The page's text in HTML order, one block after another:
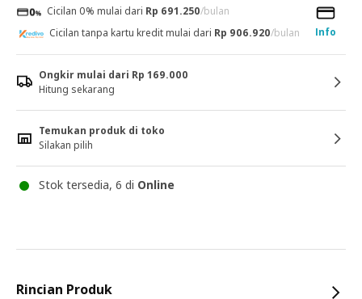
Cicilan 0% mulai dari Rp 691.250/bulan
Info
Cicilan tanpa kartu kredit mulai dari Rp 906.920/bulan
Ongkir mulai dari Rp 169.000
Hitung sekarang
Temukan produk di toko
Silakan pilih
Stok tersedia, 6 di Online
Rincian Produk